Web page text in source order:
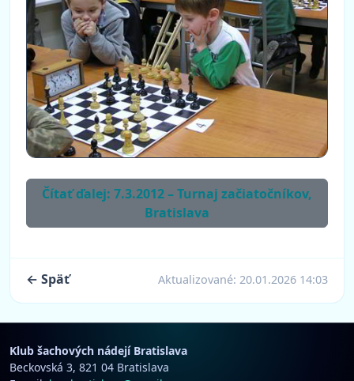
Čítať ďalej: 7.3.2012 – Turnaj začiatočníkov,
Bratislava
← Späť Aktualizované: 20.01.2026 14:03
Klub šachových nádejí Bratislava
Beckovská 3, 821 04 Bratislava